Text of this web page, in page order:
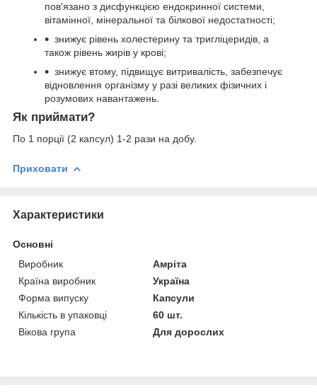
пов'язано з дисфункцією ендокринної системи,
вітамінної, мінеральної та білкової недостатності;
знижує рівень холестерину та тригліцеридів, а
також рівень жирів у крові;
знижує втому, підвищує витривалість, забезпечує
відновлення організму у разі великих фізичних і
розумових навантажень.
Як приймати?
По 1 порції (2 капсул) 1-2 рази на добу.
Приховати
Характеристики
Основні
Виробник
Амріта
Країна виробник
Україна
Форма випуску
Капсули
Кількість в упаковці
60 шт.
Вікова група
Для дорослих